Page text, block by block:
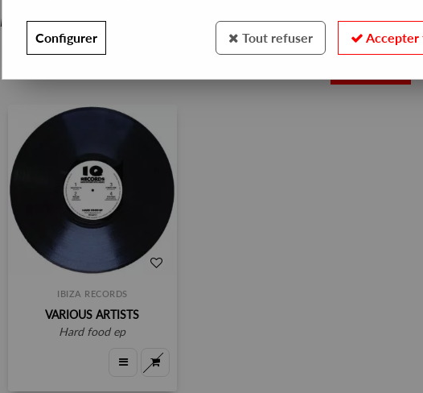
PRESALES EXCLUSIVES
IBIZA RECORDS
VARIOUS ARTISTS
hard food ep
Configurer Tout refuser Accepter